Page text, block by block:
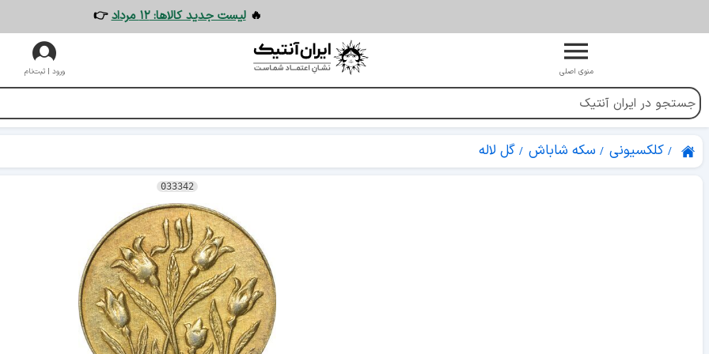
🔥لیست جدید کالاها: ۱۲ مرداد 👉
منوی اصلی ورود | ثبت‌نام
کلکسیونی سکه شاباش گل لاله
033342